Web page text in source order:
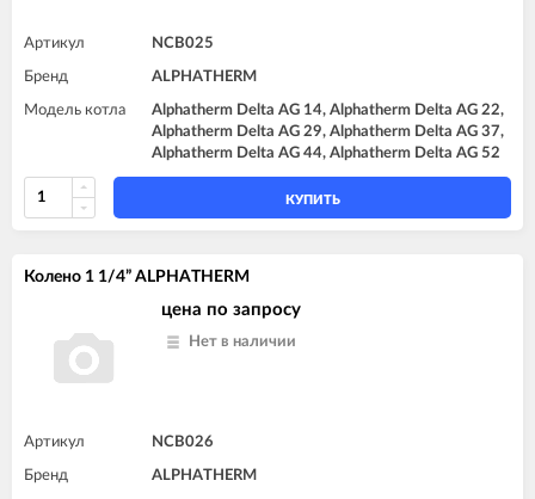
Артикул NCB025
Бренд ALPHATHERM
Модель котла
Alphatherm Delta AG 14, Alphatherm Delta AG 22,
Alphatherm Delta AG 29, Alphatherm Delta AG 37,
Alphatherm Delta AG 44, Alphatherm Delta AG 52
КУПИТЬ
Колено 1 1/4” ALPHATHERM
цена по запросу
Нет в наличии
Артикул NCB026
Бренд ALPHATHERM